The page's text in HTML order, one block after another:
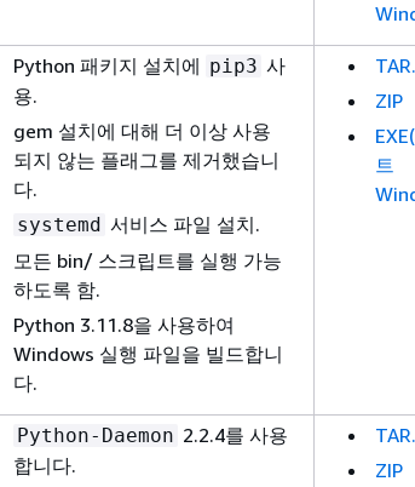
Python 패키지 설치에 pip3 사
용.
gem 설치에 대해 더 이상 사용
되지 않는 플래그를 제거했습니
다.
systemd 서비스 파일 설치.
모든 bin/ 스크립트를 실행 가능
하도록 함.
Python 3.11.8을 사용하여
Windows 실행 파일을 빌드합니
다.
ZIP
트
Python-Daemon 2.2.4를 사용
합니다.
ZIP